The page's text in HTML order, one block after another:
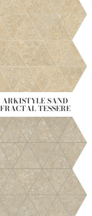
ARKISTYLE SAND
FRACTAL TESSERE